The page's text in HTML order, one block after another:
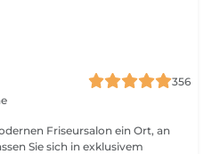
356
Friseursalon ein Ort, an
Sie sich in exklusivem